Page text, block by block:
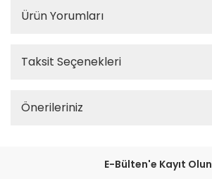
Ürün Yorumları
Taksit Seçenekleri
Önerileriniz
E-Bülten'e Kayıt Olun